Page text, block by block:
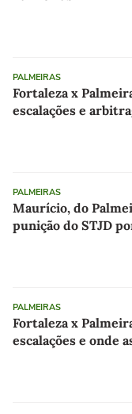
PALMEIRAS
Fortaleza x
escalações e
PALMEIRAS
Maurício, do
punição do STJD
PALMEIRAS
Fortaleza x
escalações e onde